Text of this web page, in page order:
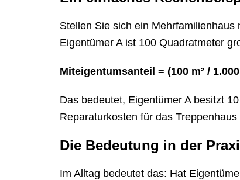
Stellen Sie sich ein
Eigentümer A ist 100 Quadratmeter
Miteigentumsanteil = (100 m² /
Das bedeutet, Eigentümer A besitzt
Reparaturkosten für das
Die Bedeutung in der
Im Alltag bedeutet das: Hat